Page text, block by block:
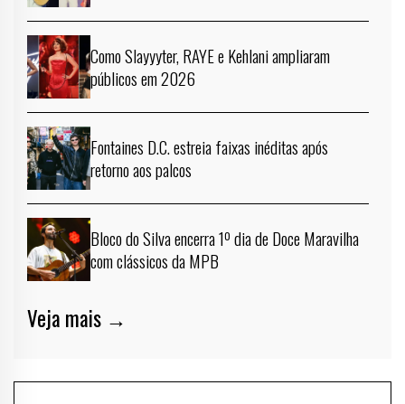
Como Slayyyter, RAYE e Kehlani ampliaram
públicos em 2026
Fontaines D.C. estreia faixas inéditas após
retorno aos palcos
Bloco do Silva encerra 1º dia de Doce Maravilha
com clássicos da MPB
Veja mais →